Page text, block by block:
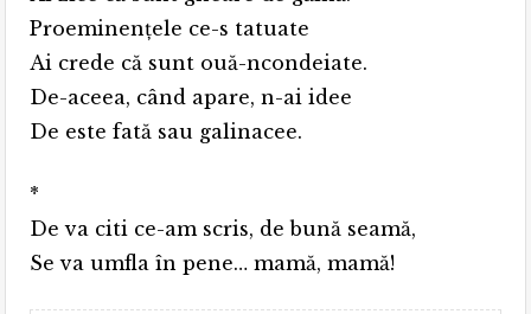
Proeminențele ce-s tatuate
Ai crede că sunt ouă-ncondeiate.
De-aceea, când apare, n-ai idee
De este fată sau galinacee.
*
De va citi ce-am scris, de bună seamă,
Se va umfla în pene… mamă, mamă!